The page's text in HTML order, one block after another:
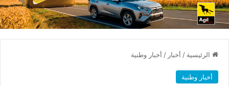
الرئيسية / أخبار / أخبار وطنية
أخبار وطنية